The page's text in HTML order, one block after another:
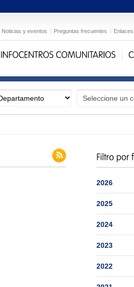
Noticias y eventos Preguntas frecuentes Enlaces
2026
2025
2024
2023
2022